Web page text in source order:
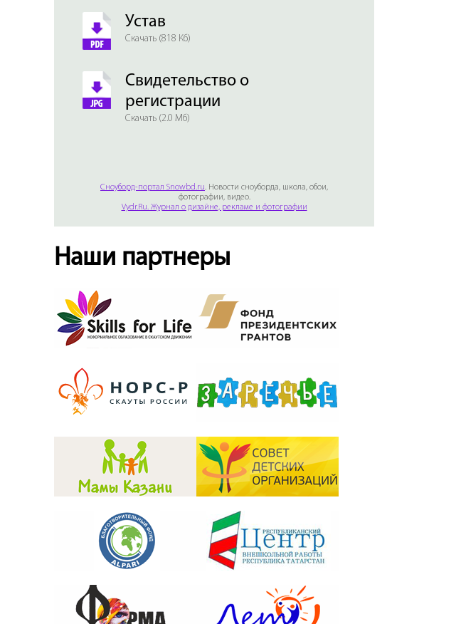
Устав
Скачать (818 Кб)
Свидетельство о
регистрации
Скачать (2.0 Мб)
Сноуборд-портал Snowbd.ru. Новости сноуборда, школа, обои,
фотографии, видео.
Vydr.Ru. Журнал о дизайне, рекламе и фотографии
Наши партнеры